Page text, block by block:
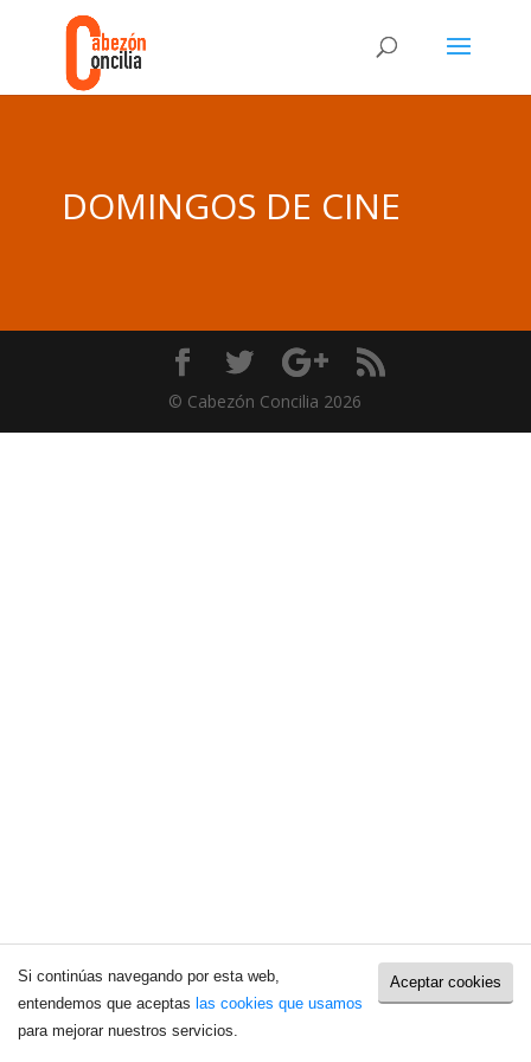
DOMINGOS DE CINE
© Cabezón Concilia 2026
Aceptar cookies
Si continúas navegando por esta web,
entendemos que aceptas las cookies que usamos
para mejorar nuestros servicios.